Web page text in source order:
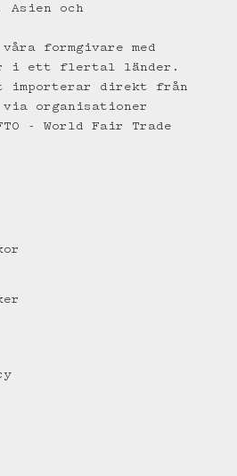
och
formgivare med
i ett flertal länder.
importerar direkt från
via organisationer
- World Fair Trade